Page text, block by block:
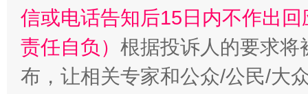
信或电话告知后15日内不作出
责任自负） 根据投诉人的要求将
布，让相关专家和公众/公民/大